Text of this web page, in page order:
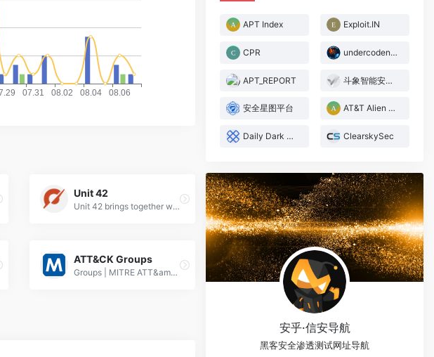
Unit 42
Unit 42 brings together world-renowned threat researchers, incident responders and security consultants to create an intelligence-driven, response-ready organization that's passionate about helping you proactively manage cyber risk.
ATT&CK Groups
Groups | MITRE ATT&amp;CK®
APT Index Exploit.IN
CPR undercodenews
APT_REPORT 斗象智能安全漏洞情报中心
安全星图平台 AT&T Alien Labs
Daily Dark Web ClearskySec
安乎·信安导航
黑客安全渗透测试网址导航